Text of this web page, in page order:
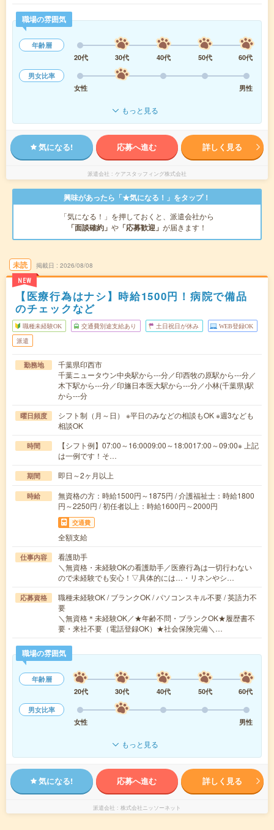
職場の雰囲気
年齢層
20代
30代 40代 50代
60代
男女比率
女性
男性
もっと見る
気になる! 応募へ進む 詳しく見る
派遣会社 ケアスタッフィング株式会社
興味があったら「★気になる！」をタップ！
「気になる！」を押しておくと、派遣会社から
「面談確約」 や 「応募歓迎」 が届きます！
未読
NEW
掲載日 2026/08/08
【医療行為はナシ】時給1500円！病院で備品
のチェックなど
職種未経験OK 交通費別途支給あり 土日祝日が休み WEB登録OK
派遣
勤務地
千葉県印西市
千葉ニュータウン中央駅から---分／印西牧の原駅から---分／
木下駅から---分／印旛日本医大駅から---分／小林(千葉県)駅
から---分
曜日頻度
シフト制（月～日） ※平日のみなどの相談もOK ※週3なども
相談OK
時間
【シフト例】07:00～16:0009:00～18:0017:00～09:00※ 上記
は一例です！そ…
期間 即日～2ヶ月以上
時給
無資格の方：時給1500円～1875円 / 介護福祉士：時給1800
円～2250円 / 初任者以上：時給1600円～2000円
交通費
全額支給
仕事内容
看護助手
＼無資格・未経験OKの看護助手／医療行為は一切行わない
ので未経験でも安心！▽具体的には…・リネンやシ…
応募資格
職種未経験OK / ブランクOK / パソコンスキル不要 / 英語力不
要
＼無資格＊未経験OK／★年齢不問・ブランクOK★履歴書不
要・来社不要（電話登録OK）★社会保険完備＼…
職場の雰囲気
年齢層
20代
30代 40代 50代
60代
男女比率
女性
男性
もっと見る
気になる! 応募へ進む 詳しく見る
派遣会社 株式会社ニッソーネット